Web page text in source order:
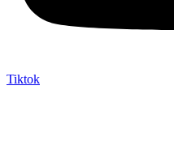
Tiktok